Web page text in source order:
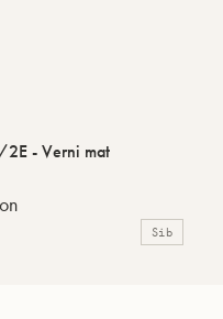
- Verni mat
Sib